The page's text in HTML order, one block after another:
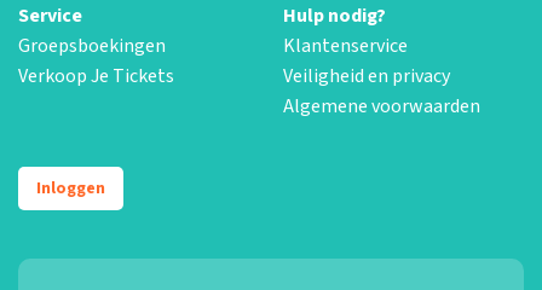
Service
Groepsboekingen
Verkoop Je Tickets
Hulp nodig?
Klantenservice
Veiligheid en privacy
Algemene voorwaarden
Inloggen